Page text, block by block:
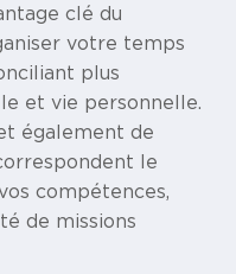
clé du
votre temps
plus
et vie personnelle.
également de
le
compétences,
de missions